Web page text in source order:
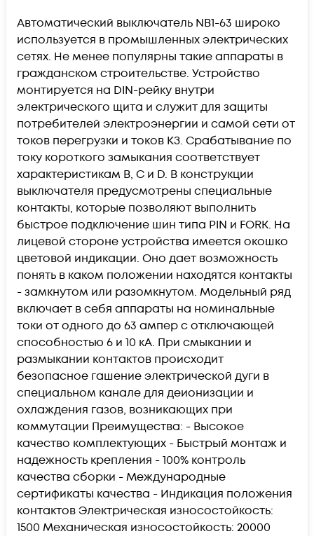
Автоматический выключатель NB1-63 широко
используется в промышленных электрических
сетях. Не менее популярны такие аппараты в
гражданском строительстве. Устройство
монтируется на DIN-рейку внутри
электрического щита и служит для защиты
потребителей электроэнергии и самой сети от
токов перегрузки и токов КЗ. Срабатывание по
току короткого замыкания соответствует
характеристикам B, C и D. В конструкции
выключателя предусмотрены специальные
контакты, которые позволяют выполнить
быстрое подключение шин типа PIN и FORK. На
лицевой стороне устройства имеется окошко
цветовой индикации. Оно дает возможность
понять в каком положении находятся контакты
- замкнутом или разомкнутом. Модельный ряд
включает в себя аппараты на номинальные
токи от одного до 63 ампер с отключающей
способностью 6 и 10 кА. При смыкании и
размыкании контактов происходит
безопасное гашение электрической дуги в
специальном канале для деионизации и
охлаждения газов, возникающих при
коммутации Преимущества: - Высокое
качество комплектующих - Быстрый монтаж и
надежность крепления - 100% контроль
качества сборки - Международные
сертификаты качества - Индикация положения
контактов Электрическая износостойкость:
1500 Механическая износостойкость: 20000